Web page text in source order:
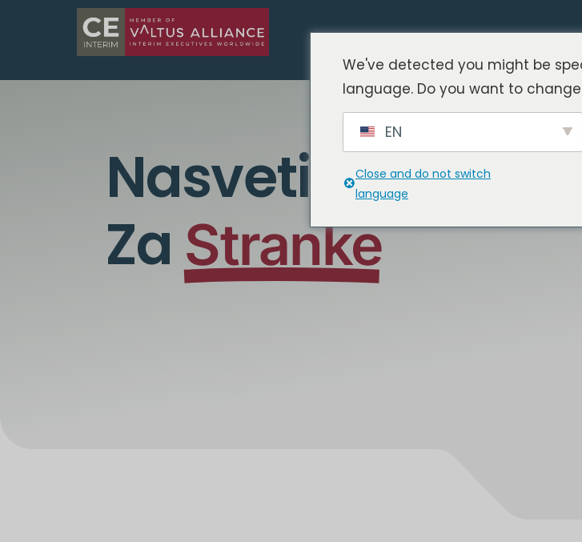
Nasveti In Triki
Za Stranke
We've detected you might be
language. Do you want to
EN
Close and do not switch
language